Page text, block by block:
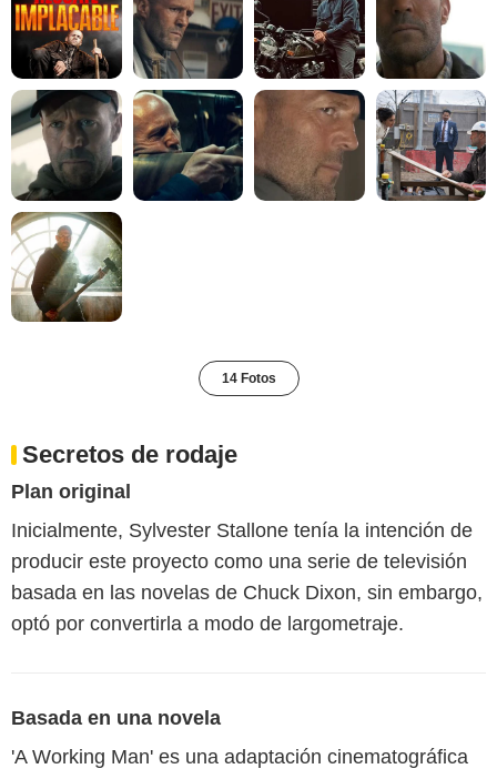
14 Fotos
Secretos de rodaje
Plan original
Inicialmente, Sylvester Stallone tenía la intención de
producir este proyecto como una serie de televisión
basada en las novelas de Chuck Dixon, sin embargo,
optó por convertirla a modo de largometraje.
Basada en una novela
'A Working Man' es una adaptación cinematográfica